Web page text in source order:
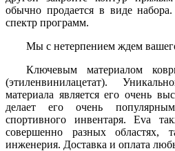
обычно продается в виде
спектр программ.
Мы с нетерпением ждем
Ключевым материалом
(этиленвинилацетат).
материала является его очень
делает его очень
спортивного инвентаря. Eva
совершенно разных областях,
инженерия. Доставка и оплата